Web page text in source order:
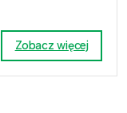
Zobacz więcej